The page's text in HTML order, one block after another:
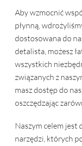
Aby wzmocnić
płynną,
dostosowana do
detalista, możesz
wszystkich
związanych z
masz dostęp do
oszczędzając
Naszym celem jest
narzędzi, których